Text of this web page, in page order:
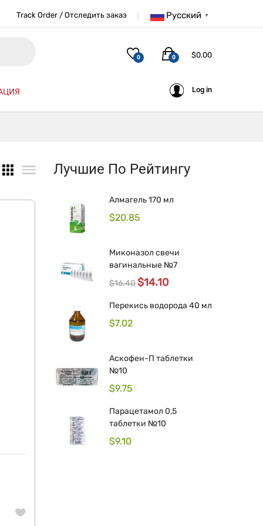
Русский ▼
Track Order / Отследить заказ
0 $0.00
0
Log in
Лучшие По Рейтингу
Алмагель 170 мл
$20.85
Миконазол свечи
вагинальные №7
$16.40$14.10
Перекись водорода 40 мл
$7.02
Аскофен-П таблетки
№10
$9.75
Парацетамол 0,5
таблетки №10
$9.10